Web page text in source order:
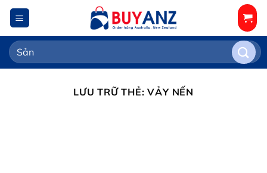
Chuyển
đến
nội
dung
Tìm
kiếm:
LƯU TRỮ THẺ:VẢY NẾN